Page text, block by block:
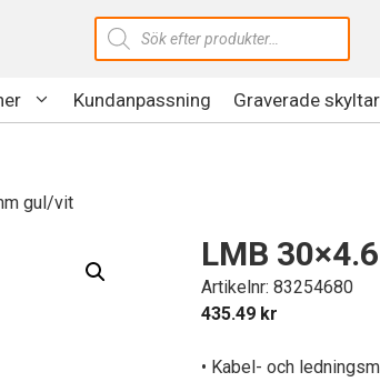
Produktsökning
Kundanpassning Graverade skyltar
gul/vit
LMB
Artikelnr: 83254680
435.49 kr
• Kabel- och